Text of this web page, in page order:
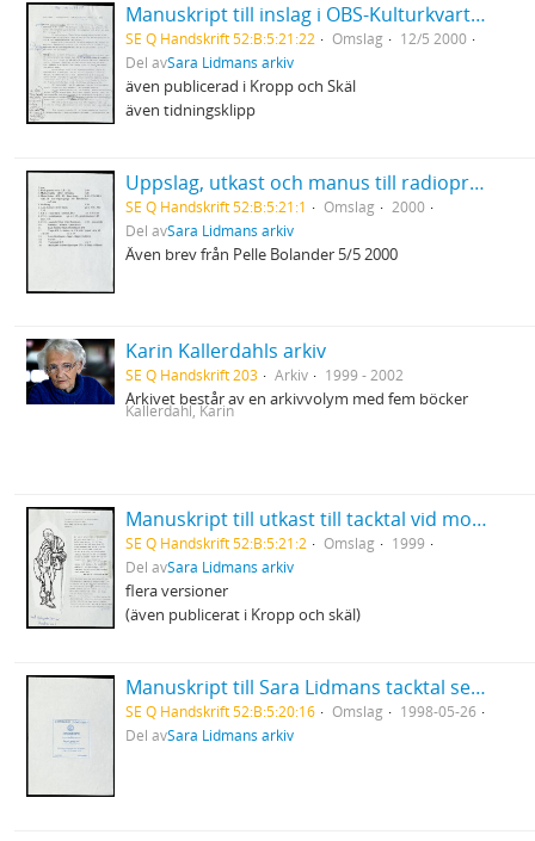
Manuskript till inslag i OBS-Kulturkvarten "Den användbare löjtnant Calley"
SE Q Handskrift 52:B:5:21:22 Omslag
12/5 2000
Del avSara Lidmans arkiv
även publicerad i Kropp och Skäl
även tidningsklipp
Uppslag, utkast och manus till radioprogrammet Sommar
SE Q Handskrift 52:B:5:21:1 Omslag
2000
Del avSara Lidmans arkiv
Även brev från Pelle Bolander 5/5 2000
Karin Kallerdahls arkiv
SE Q Handskrift 203 Arkiv 1999 - 2002
Arkivet består av en arkivvolym med fem böcker
Kallerdahl, Karin
Manuskript till utkast till tacktal vid mottagandet av Pilotpriset
SE Q Handskrift 52:B:5:21:2 Omslag
1999
Del avSara Lidmans arkiv
flera versioner
(även publicerat i Kropp och skäl)
Manuskript till Sara Lidmans tacktal sedan hon tagit emot Sixten Heymans priset vid Göteborgs universitet
SE Q Handskrift 52:B:5:20:16 Omslag
1998-05-26
Del avSara Lidmans arkiv